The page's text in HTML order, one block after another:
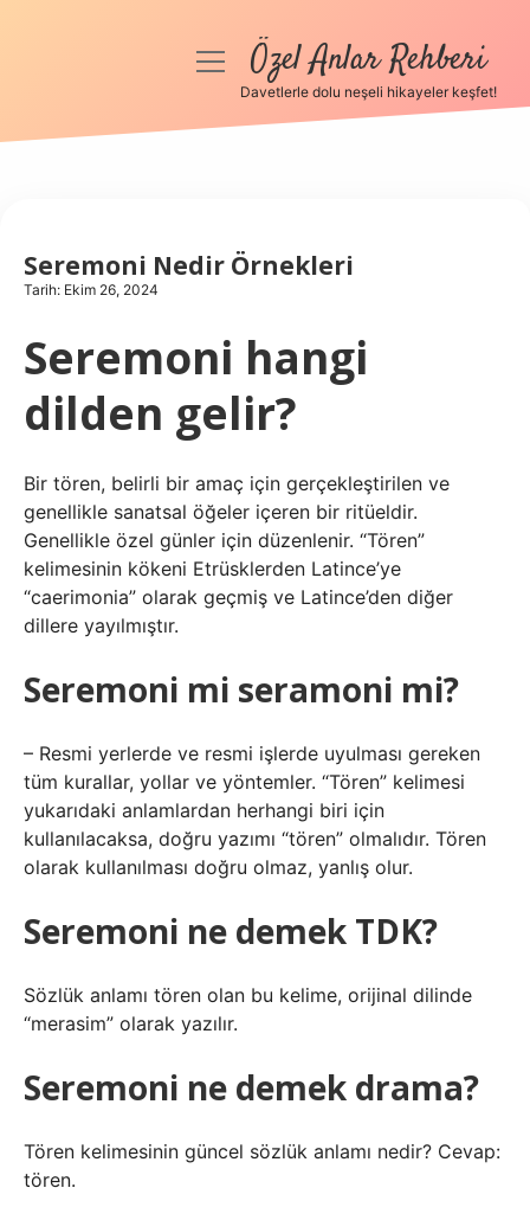
Anasayfa
Hakkımızda
menüyüÖzel Anlar Rehberi
Davetlerle dolu neşeli hikayeler keşfet!
Seremoni Nedir Örnekleri
Tarih: Ekim 26, 2024
Seremoni hangi
dilden gelir?
Bir tören, belirli bir amaç için gerçekleştirilen ve
genellikle sanatsal öğeler içeren bir ritüeldir.
Genellikle özel günler için düzenlenir. “Tören”
kelimesinin kökeni Etrüsklerden Latince’ye
“caerimonia” olarak geçmiş ve Latince’den diğer
dillere yayılmıştır.
Seremoni mi seramoni mi?
– Resmi yerlerde ve resmi işlerde uyulması gereken
tüm kurallar, yollar ve yöntemler. “Tören” kelimesi
yukarıdaki anlamlardan herhangi biri için
kullanılacaksa, doğru yazımı “tören” olmalıdır. Tören
olarak kullanılması doğru olmaz, yanlış olur.
Seremoni ne demek TDK?
Sözlük anlamı tören olan bu kelime, orijinal dilinde
“merasim” olarak yazılır.
Seremoni ne demek drama?
Tören kelimesinin güncel sözlük anlamı nedir? Cevap:
tören.